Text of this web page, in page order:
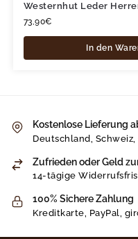
Westernhut Leder
73,90€
In den
Kostenlose Lieferung
Deutschland,
Zufrieden oder Geld
14-tägige
100% Sichere Zahlung
Kreditkarte, PayPal,